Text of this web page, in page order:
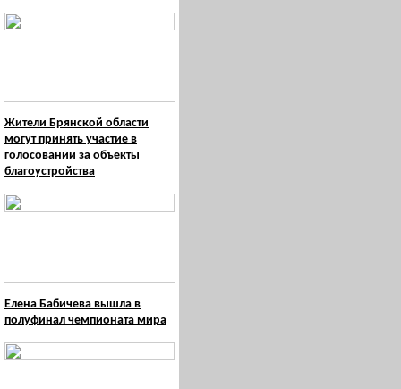
Жители Брянской области
могут принять участие в
голосовании за объекты
благоустройства
Елена Бабичева вышла в
полуфинал чемпионата мира